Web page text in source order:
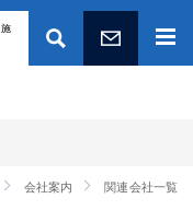
会社案内 関連会社一覧